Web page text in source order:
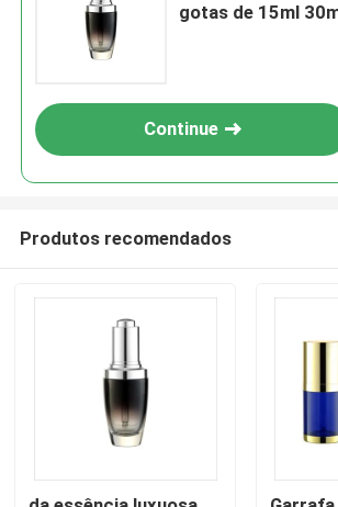
gotas de 15ml
Continue
Produtos recomendados